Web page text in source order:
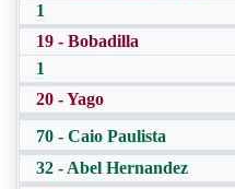
1
19 - Bobadilla
1
20 - Yago
70 - Caio Paulista
32 - Abel Hernandez